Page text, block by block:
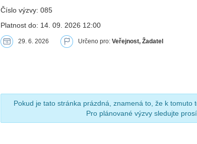
Číslo výzvy: 085
Platnost do: 14. 09. 2026 12:00
29. 6. 2026 Určeno pro:Veřejnost, Žadatel
Pokud je tato stránka prázdná, znamená to, že k tomuto
Pro plánované výzvy sledujte